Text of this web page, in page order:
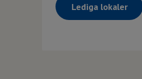
Lediga lokaler